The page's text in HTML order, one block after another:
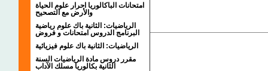
امتحانات الباكالوريا احرار علوم الحياة
والأرض مع التصحيح
الرياضيات: الثانية باك علوم رياضية
البرنامج الدروس امتحانات و فروض
الرياضيات: الثانية باك علوم فيزيائية
مقرر دروس مادة الرياضيات السنة
الثانية بكالوريا مسلك الآداب